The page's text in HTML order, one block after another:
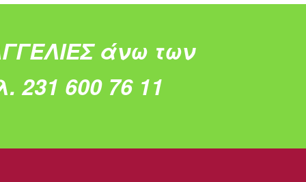
άνω των
231 600 76 11